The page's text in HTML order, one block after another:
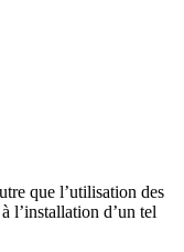
que l’utilisation des
l’installation d’un tel